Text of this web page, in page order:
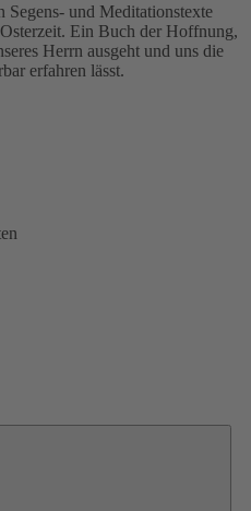
Segens- und Meditationstexte
Ein Buch der Hoffnung,
Herrn ausgeht und uns die
erfahren lässt.